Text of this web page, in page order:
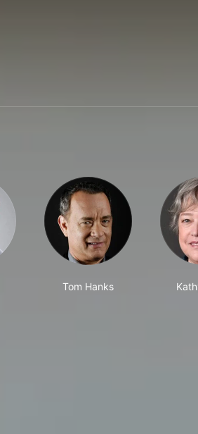
Tom Hanks